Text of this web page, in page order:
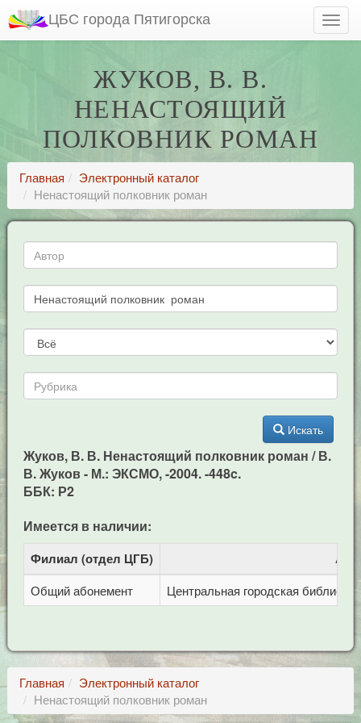
ЦБС города Пятигорска
ЖУКОВ, В. В.
НЕНАСТОЯЩИЙ
ПОЛКОВНИК РОМАН
Главная
Электронный каталог
Ненастоящий полковник роман
Искать
Жуков, В. В. Ненастоящий полковник роман / В.
В. Жуков - М.: ЭКСМО, -2004. -448c.
ББК: Р2
Имеется в наличии:
Филиал (отдел ЦГБ)
Общий абонемент Центральная городская
Главная
Электронный каталог
Ненастоящий полковник роман